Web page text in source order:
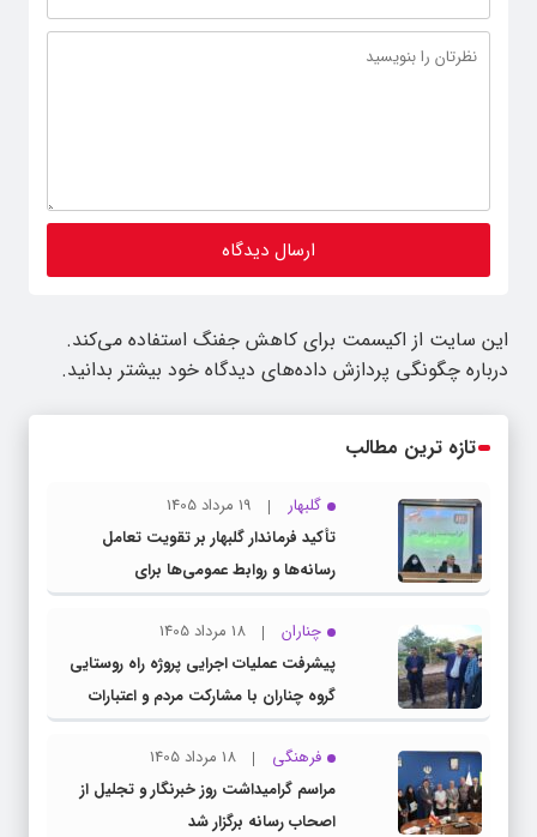
این سایت از اکیسمت برای کاهش جفنگ استفاده می‌کند.
درباره چگونگی پردازش داده‌های دیدگاه خود بیشتر بدانید.
تازه ترین مطالب
گلبهار
19 مرداد 1405
تأکید فرماندار گلبهار بر تقویت تعامل
رسانه‌ها و روابط عمومی‌ها برای
اطلاع‌رسانی شفاف
چناران
18 مرداد 1405
پیشرفت عملیات اجرایی پروژه راه روستایی
گروه چناران با مشارکت مردم و اعتبارات
دولتی
فرهنگی
18 مرداد 1405
مراسم گرامیداشت روز خبرنگار و تجلیل از
اصحاب رسانه برگزار شد